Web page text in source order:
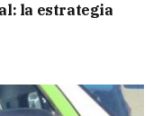
la estrategia